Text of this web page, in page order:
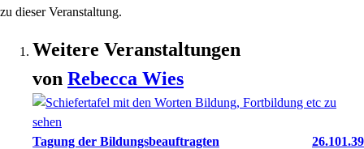
zu dieser Veranstaltung.
Weitere Veranstaltungen
von Rebecca Wies
Tagung der Bildungsbeauftragten
26.101.39